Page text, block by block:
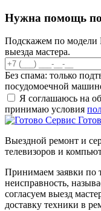
Нужна помощь по
Подскажем по модели
выезда мастера.
Без спама: только
посудомоечной
Я соглашаюсь на
принимаю условия
Выездной ремонт и
телевизоров и
Принимаем заявки по
неисправность,
согласуем выезд
доставку техники в